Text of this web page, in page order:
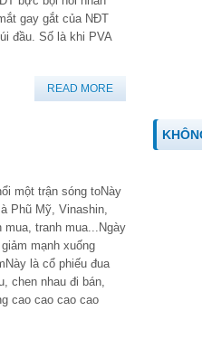
gay gắt của NĐT
đầu. Số là khi PVA
READ MORE
một trận sóng toNày
Phũ Mỹ, Vinashin,
tranh mua...Ngày
mạnh xuống
là cổ phiếu đua
chen nhau đi bán,
cao cao cao cao